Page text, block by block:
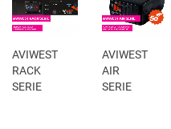
AVIWEST
RACK
SERIE
AVIWEST
AIR
SERIE